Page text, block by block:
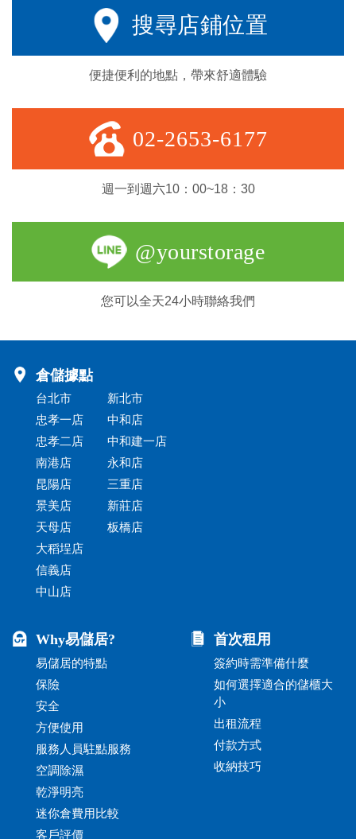
搜尋店鋪位置
便捷便利的地點，帶來舒適體驗
02-2653-6177
週一到週六10：00~18：30
@yourstorage
您可以全天24小時聯絡我們
倉儲據點
台北市
忠孝一店
忠孝二店
南港店
昆陽店
景美店
天母店
大稻埕店
信義店
中山店
新北市
中和店
中和建一店
永和店
三重店
新莊店
板橋店
Why易儲居?
易儲居的特點
保險
安全
方便使用
服務人員駐點服務
空調除濕
乾淨明亮
迷你倉費用比較
客戶評價
首次租用
簽約時需準備什麼
如何選擇適合的儲櫃大
小
出租流程
付款方式
收納技巧